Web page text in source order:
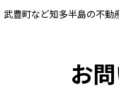
豊町など知多半島の不動
お